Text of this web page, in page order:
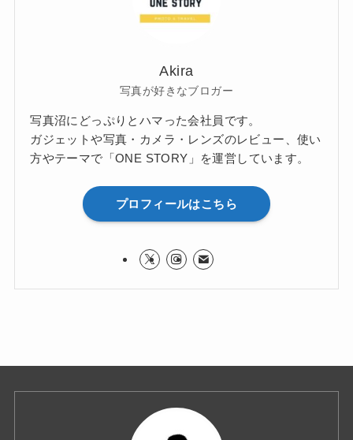
Akira
写真が好きなブロガー
写真沼にどっぷりとハマった会社員です。
ガジェットや写真・カメラ・レンズのレビュー、使い
方やテーマで「ONE STORY」を運営しています。
プロフィールはこちら